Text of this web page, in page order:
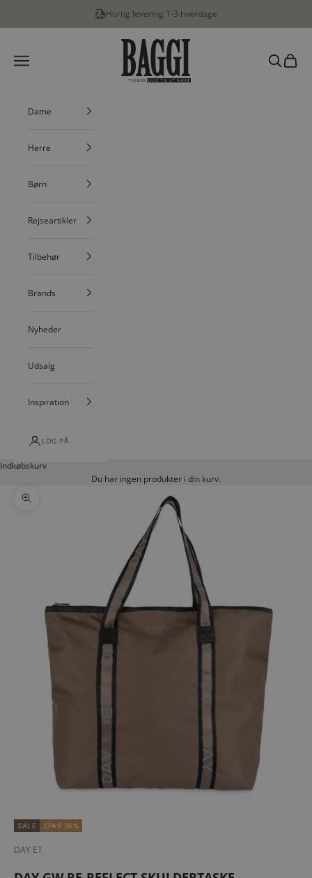
Hurtig levering 1-3 hverdage
BAGGI
Menu
Søg
Dame
Herre
Børn
Rejseartikler
Tilbehør
Brands
Nyheder
Udsalg
Inspiration
LOG PÅ
Indkøbskurv
Du har ingen produkter i din kurv.
Zoom
SALE SPAR 36%
DAY ET